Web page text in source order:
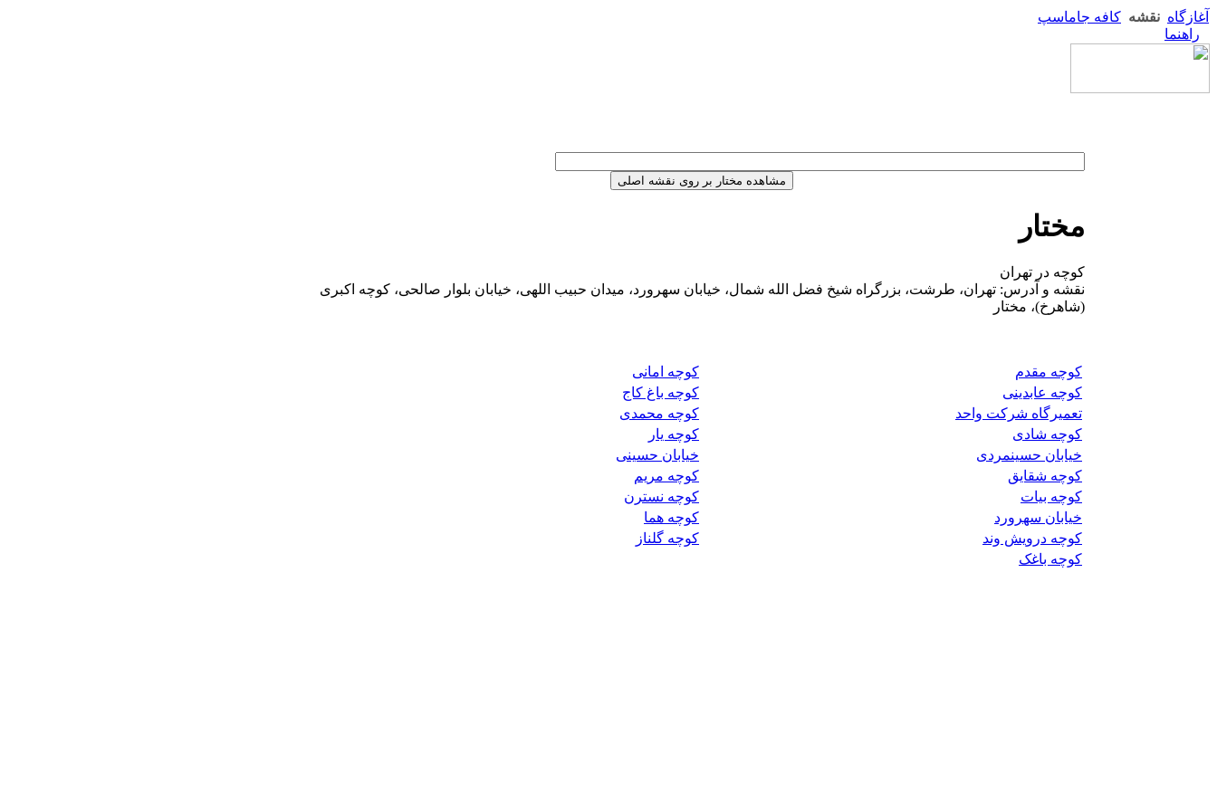
آغازگاه نقشه کافه جاماسپ
راهنما
مختار
کوچه در تهران
نقشه و آدرس: تهران، طرشت، بزرگراه شیخ فضل الله شمال، خیابان سهرورد، میدان حبیب اللهی، خیابان بلوار صالحی، کوچه اکبری
(شاهرخ)، مختار
کوچه مقدم
کوچه امانی
کوچه عابدینی
کوچه باغ کاج
تعمیرگاه شرکت واحد
کوچه محمدی
کوچه شادی
کوچه یار
خیابان حسینمردی
خیابان حسینی
کوچه شقایق
کوچه مریم
کوچه بیات
کوچه نسترن
خیابان سهرورد
کوچه هما
کوچه درویش وند
کوچه گلناز
کوچه باغک